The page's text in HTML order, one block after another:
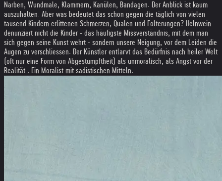
Narben, Wundmale, Klammern, Kanülen, Bandagen. Der Anblick ist kaum
auszuhalten. Aber was bedeutet das schon gegen die täglich von vielen
tausend Kindern erlittenen Schmerzen, Qualen und Folterungen? Helnwein
denunziert nicht die Kinder - das häufigste Missverständnis, mit dem man
sich gegen seine Kunst wehrt - sondern unsere Neigung, vor dem Leiden die
Augen zu verschliessen. Der Künstler entlarvt das Bedürfnis nach heiler Welt
(oft nur eine Form von Abgestumpftheit) als unmoralisch, als Angst vor der
Realität . Ein Moralist mit sadistischen Mitteln.